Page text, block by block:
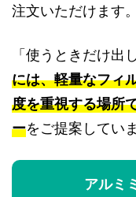
注文いただけます。
「使うときだけ出
には、軽量なフィ
度を重視する場所
ーをご提案していま
アルミ